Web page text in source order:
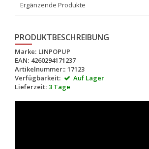
Ergänzende Produkte
PRODUKTBESCHREIBUNG
Marke: LINPOPUP
EAN: 4260294171237
Artikelnummer:: 17123
Verfügbarkeit:
Auf Lager
Lieferzeit: 3 Tage